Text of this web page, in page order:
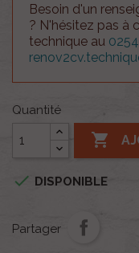
Besoin d'un
? N'hésitez pas à
technique au
Quantité

 DISPONIBLE
Partager